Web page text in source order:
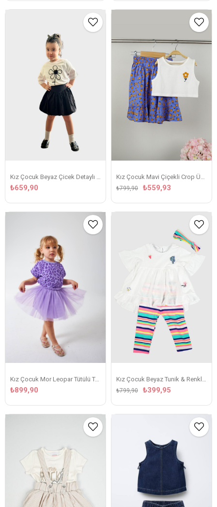
Kız Çocuk Beyaz Çicek Detaylı Tişörtlü Balon Etekli Takim
₺659,90
Kız Çocuk Mavi Çiçekli Crop Üstlü Takım
₺559,93
₺799,90
Kız Çocuk Mor Leopar Tütülü Takım
₺899,90
Kız Çocuk Beyaz Tunik & Renkli Çizgili Tayt & Saç Bandı 3'lü Takım
₺399,95
₺799,90